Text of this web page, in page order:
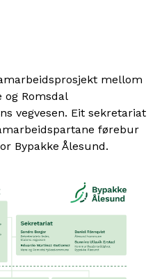
mellom
Romsdal
vegvesen. Eit sekretariat
førebur
Bypakke Ålesund.